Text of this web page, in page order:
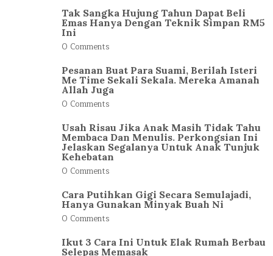
Tak Sangka Hujung Tahun Dapat Beli
Emas Hanya Dengan Teknik Simpan RM5
Ini
0 Comments
Pesanan Buat Para Suami, Berilah Isteri
Me Time Sekali Sekala. Mereka Amanah
Allah Juga
0 Comments
Usah Risau Jika Anak Masih Tidak Tahu
Membaca Dan Menulis. Perkongsian Ini
Jelaskan Segalanya Untuk Anak Tunjuk
Kehebatan
0 Comments
Cara Putihkan Gigi Secara Semulajadi,
Hanya Gunakan Minyak Buah Ni
0 Comments
Ikut 3 Cara Ini Untuk Elak Rumah Berbau
Selepas Memasak